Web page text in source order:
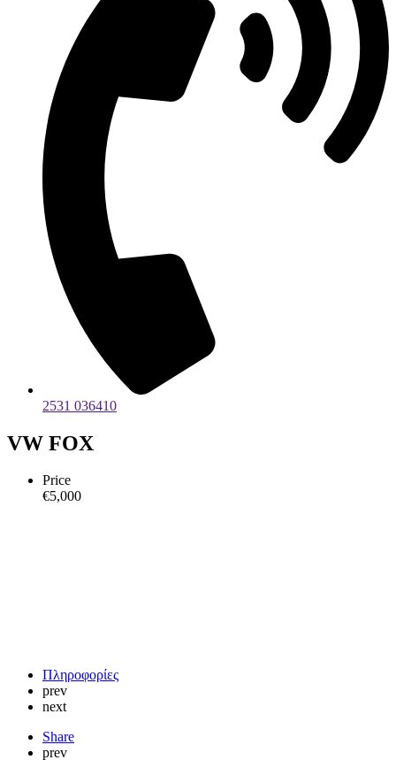
2531 036410
VW FOX
Price
€5,000
Πληροφορίες
prev
next
Share
prev